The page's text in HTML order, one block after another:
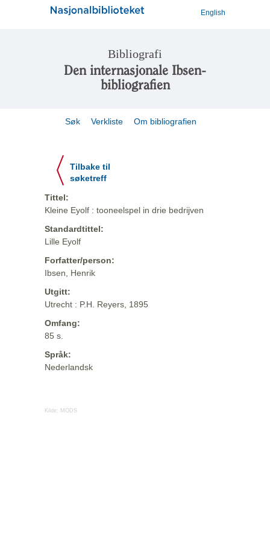
English
Bibliografi
Den internasjonale Ibsen-
bibliografien
Søk Verkliste Om bibliografien
Tilbake til
søketreff
Tittel:
Kleine Eyolf : tooneelspel in drie bedrijven
Standardtittel:
Lille Eyolf
Forfatter/person:
Ibsen, Henrik
Utgitt:
Utrecht : P.H. Reyers, 1895
Omfang:
85 s.
Språk:
Nederlandsk
Kilde: MODS